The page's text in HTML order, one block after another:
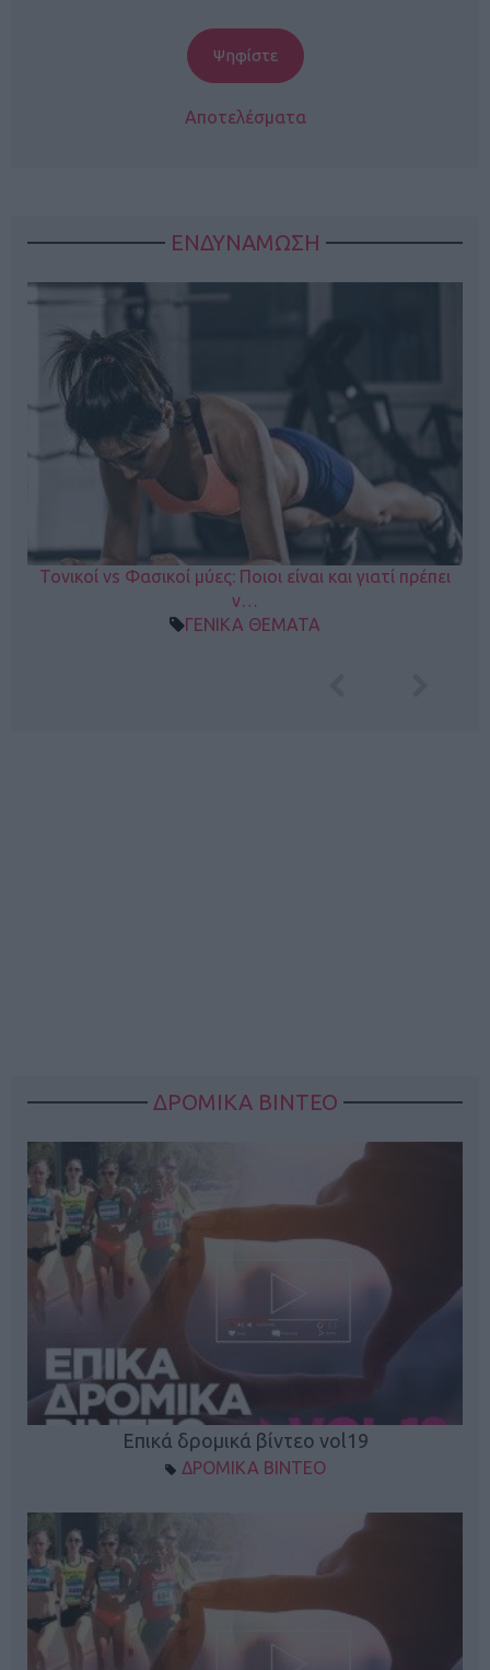
Αποτελέσματα
ΕΝΔΥΝΑΜΩΣΗ
Τονικοί vs Φασικοί μύες: Ποιοι είναι και γιατί πρέπει
ν…
ΓΕΝΙΚΑ ΘΕΜΑΤΑ
ΔΡΟΜΙΚΑ ΒΙΝΤΕΟ
Επικά δρομικά βίντεο vol19
ΔΡΟΜΙΚΑ ΒΙΝΤΕΟ